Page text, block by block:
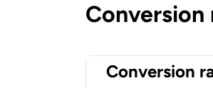
Conversion